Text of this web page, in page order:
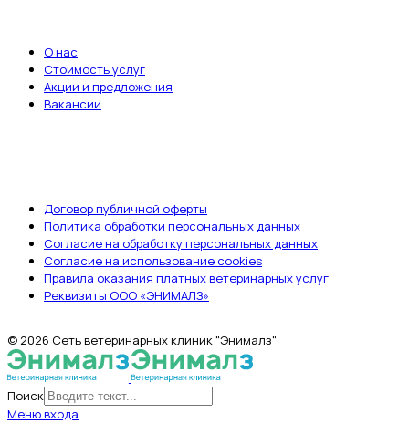
О нас
Стоимость услуг
Акции и предложения
Вакансии
Договор публичной оферты
Политика обработки персональных данных
Согласие на обработку персональных данных
Согласие на использование cookies
Правила оказания платных ветеринарных услуг
Реквизиты ООО «ЭНИМАЛЗ»
© 2026 Сеть ветеринарных клиник "Энималз"
Поиск
Меню входа